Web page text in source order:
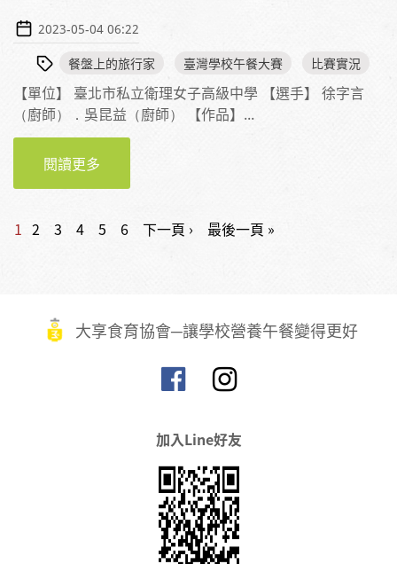
2023-05-04 06:22
餐盤上的旅行家 臺灣學校午餐大賽 比賽實況
【單位】 臺北市私立衛理女子高級中學 【選手】 徐字言
（廚師）．吳昆益（廚師） 【作品】...
閱讀更多
學_2022第五屆臺灣學校午餐大賽
頁面
1 2 3 4 5 6 下一頁 › 最後一頁 »
大享食育協會─讓學校營養午餐變得更好
加入Line好友